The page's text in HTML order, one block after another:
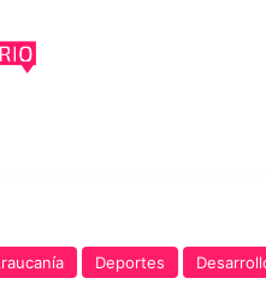
Deportes